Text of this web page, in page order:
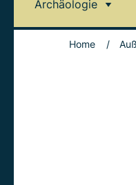
Archäologie
Home /